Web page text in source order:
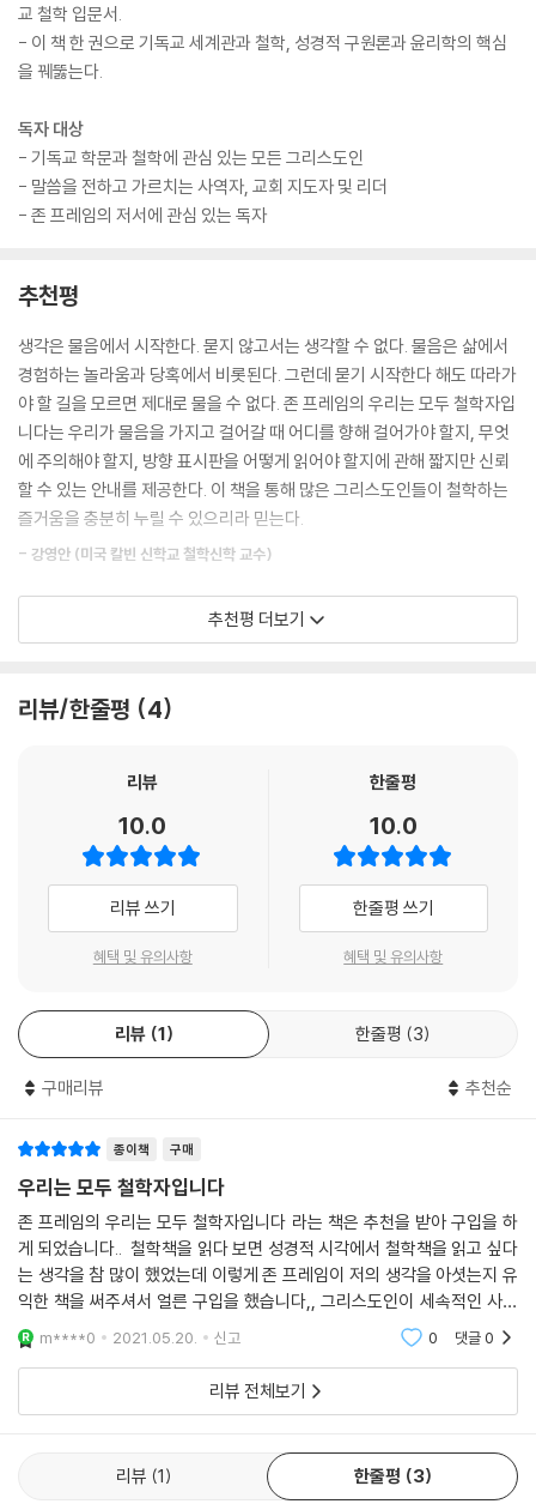
고 하자. 그것은 자유로운 움직임이 아니라 이상한 사건일 것이다. 실제로
이 같은 불규칙성은 자유에 대한 하나의 방해물이다. 만약 내 팔이 아무 이
상태가 된다. 이것은 병적인 증상이며 비자발적인 발작일 뿐, 자유로운 선
택을 보여주는 하나의 예가 아니다.
--- 「나에게는 자유의지가 있는가」 중에서
교 철학 입문서.
- 이 책 한 권으로 기독교 세계관과 철학, 성경적 구원론과 윤리학의 핵심
을 꿰뚫는다.
독자 대상
- 기독교 학문과 철학에 관심 있는 모든 그리스도인
- 말씀을 전하고 가르치는 사역자, 교회 지도자 및 리더
- 존 프레임의 저서에 관심 있는 독자
추천평
생각은 물음에서 시작한다. 묻지 않고서는 생각할 수 없다. 물음은 삶에서
경험하는 놀라움과 당혹에서 비롯된다. 그런데 묻기 시작한다 해도 따라가
야 할 길을 모르면 제대로 물을 수 없다. 존 프레임의 우리는 모두 철학자입
니다는 우리가 물음을 가지고 걸어갈 때 어디를 향해 걸어가야 할지, 무엇
에 주의해야 할지, 방향 표시판을 어떻게 읽어야 할지에 관해 짧지만 신뢰
할 수 있는 안내를 제공한다. 이 책을 통해 많은 그리스도인들이 철학하는
즐거움을 충분히 누릴 수 있으리라 믿는다.
- 강영안 (미국 칼빈 신학교 철학신학 교수)
이 책이 존 프레임의 저작이라는 사실이 놀랍다. 대작 서양 철학과 신학의
역사와 같이 그의 책들은 대부분 방대하기 때문이다. 펼치기 전에 겁을 먹
까지 하다는 것이다. 철학과 신학에 관심이 있는 이들에게 최적의 입문서
- 신국원 (총신대학교 신학과 명예교수)
대가일수록 오히려 쉽게 설명할 줄 안다는 말이 있다. 이 책을 읽으며 그 말
의 의미를 새삼 깨닫게 되었다. 현대의 조직신학자들 가운데 존 프레임만
큼 철학적 조예가 깊은 사람은 많지 않을 것이다. 이 책에서 그는 철학적 신
학의 주요 주제들을 철학에 문외한인 일반인들도 쉽게 이해할 수 있도록
는 기독교 세계관과 철학, 성경적 구원론과 윤리학의 핵심을 파악하게 된
다. 쾌도난마의 박진감과 진지한 성찰, 명쾌한 설명과 자상한 배려가 어우
러진 이 책은 신앙적 깊이를 더해 주는 교과서로 안성맞춤이다.
- 우병훈 (고신대학교 신학과 교수)
나는 학생들에게 누구나 철학을 하고 있다고 이야기한다. 유일한 질문은
우리가 과연 그 작업을 잘 수행하고 있는지 여부이다. 탁월한 신학자인 존
프레임의 이 작고 즐거운 책을 읽는 독자들은 바람직한 철학함을 시작할
수 있는 출발점에 서게 될 것이다. 이는 곧 하나님의 말씀이라는 렌즈를 통
해 인생의 큰 질문들을 진지하고 주의 깊게 숙고해 보는 작업이다. 나는 이
책 우리는 모두 철학자입니다를 철학적 사고에 대한 이해하기 쉽고 깊이가
있으며 성경적인 개론서로 열렬히 추천한다.
- 제임스 앤더슨 (리폼드 신학교 신학·철학 교수)
력적인 방식으로 다룬 책이 있다. 이 책에서 프레임은 서양 철학의 역사에
서 제시되어 온 여러 대안적인 대답들과 소통하면서 논의를 전개하며, 성
추천평 더보기
리뷰/한줄평 4
리뷰
10.0
리뷰 쓰기
혜택 및 유의사항
한줄평
10.0
한줄평 쓰기
혜택 및 유의사항
리뷰 1 한줄평 3
구매리뷰 추천순
종이책 구매
우리는 모두 철학자입니다
존 프레임의 우리는 모두 철학자입니다 라는 책은 추천을 받아 구입을 하
게 되었습니다.. 철학책을 읽다 보면 성경적 시각에서 철학책을 읽고 싶다
는 생각을 참 많이 했었는데 이렇게 존 프레임이 저의 생각을 아셧는지 유
익한 책을 써주셔서 얼른 구입을 했습니다,, 그리스도인이 세속적인 사고
를 받아 들여 생각한다는 것이 어리석다는 것을 이 책을 읽고 깨닫게 된 것
같습니다,,
m****0 2021.05.20. 신고 0 댓글0
리뷰 전체보기
리뷰 1 한줄평 3